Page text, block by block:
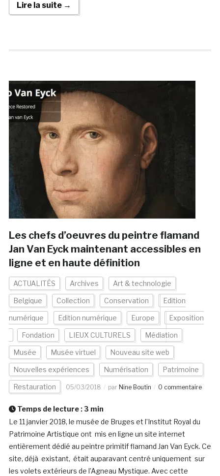
Lire la suite →
Les chefs d’oeuvres du peintre flamand
Jan Van Eyck maintenant accessibles en
ligne et en haute définition
ACTUALITÉS Archives Art & technologie
Belgique Collection Conservation Edition
numérique Edition numérique Europe Exposition
Fondation LIEUX CULTURELS Médiation
Musée Musée virtuel Nouveau site web
Nouvelles expériences Numérisation Patrimoine
Restauration 05/03/2018 par Nine Boutin 0 commentaire
Temps de lecture : 3 min
Le 11 janvier 2018, le musée de Bruges et l’Institut Royal du
Patrimoine Artistique ont mis en ligne un site internet
entièrement dédié au peintre primitif flamand Jan Van Eyck. Ce
site, déjà existant, était auparavant centré uniquement sur
les volets extérieurs de l’Agneau Mystique. Avec cette